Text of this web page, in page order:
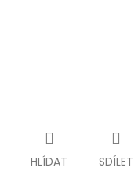
HLÍDAT SDÍLET